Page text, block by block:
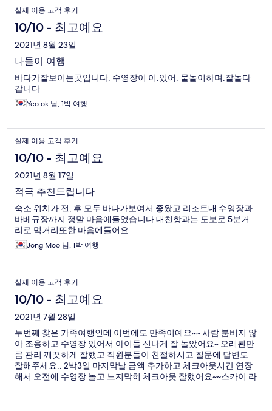
실제 이용 고객 후기
10/10 - 최고예요
2021년 8월 23일
나들이 여행
바다가잘보이는곳입니다. 수영장이 이.있어. 물놀이하며.잘놀다
갑니다
Yeo ok 님, 1박 여행
실제 이용 고객 후기
10/10 - 최고예요
2021년 8월 17일
적극 추천드립니다
숙소 위치가 전, 후 모두 바다가보여서 좋왔고 리조트내 수영장과
바베규장까지 정말 마음에들었습니다 대천항과는 도보로 5분거
리로 먹거리또한 마음에들어요
Jong Moo 님, 1박 여행
실제 이용 고객 후기
10/10 - 최고예요
2021년 7월 28일
두번째 찾은 가족여행인데 이번에도 만족이예요~~ 사람 붐비지 않
아 조용하고 수영장 있어서 아이들 신나게 잘 놀았어요~ 오래된만
큼 관리 깨끗하게 잘했고 직원분들이 친절하시고 질문에 답변도
잘해주세요.. 2박3일 마지막날 금액 추가하고 체크아웃시간 연장
해서 오전에 수영장 놀고 느지막히 체크아웃 잘했어요~~스카이 라